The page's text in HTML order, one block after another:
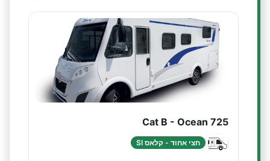
Cat B - Ocean 725
חצי אחוד - קלאס SI